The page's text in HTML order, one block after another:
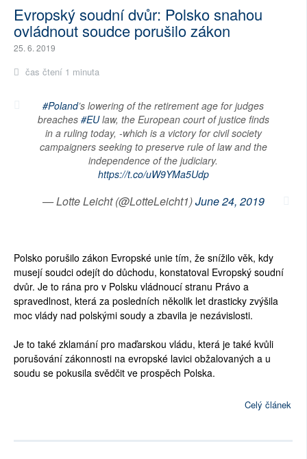
Evropský soudní dvůr: Polsko snahou
ovládnout soudce porušilo zákon
25. 6. 2019
čas čtení 1 minuta
#Poland’s lowering of the retirement age for judges
breaches #EUlaw, the European court of justice finds
in a ruling today, -which is a victory for civil society
campaigners seeking to preserve rule of law and the
independence of the judiciary.
https://t.co/uW9YMa5Udp
— Lotte Leicht (@LotteLeicht1)June 24, 2019
Polsko porušilo zákon Evropské unie tím, že snížilo věk, kdy
musejí soudci odejít do důchodu, konstatoval Evropský soudní
dvůr. Je to rána pro v Polsku vládnoucí stranu Právo a
spravedlnost, která za posledních několik let drasticky zvýšila
moc vlády nad polskými soudy a zbavila je nezávislosti.
Je to také zklamání pro maďarskou vládu, která je také kvůli
porušování zákonnosti na evropské lavici obžalovaných a u
soudu se pokusila svědčit ve prospěch Polska.
Celý článek